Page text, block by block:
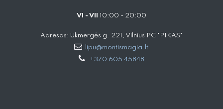
VI - VII 10:00 - 20:00
Adresas: Ukmergės g. 221, Vilnius PC "PIKAS"
lipu@montismagia.lt
+370 605 45848